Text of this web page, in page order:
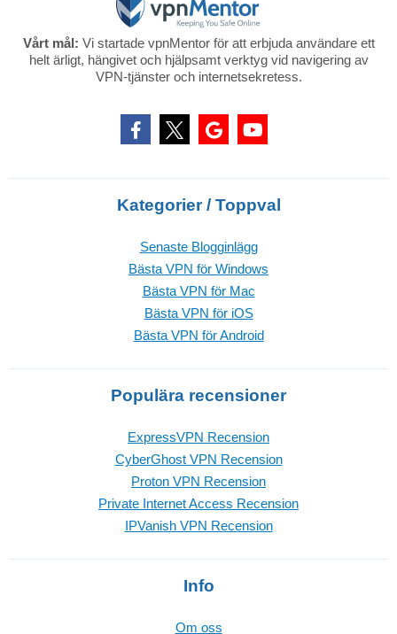
Vårt mål: Vi startade vpnMentor för att erbjuda användare ett
helt ärligt, hängivet och hjälpsamt verktyg vid navigering av
VPN-tjänster och internetsekretess.
Kategorier / Toppval
Senaste Blogginlägg
Bästa VPN för Windows
Bästa VPN för Mac
Bästa VPN för iOS
Bästa VPN för Android
Populära recensioner
ExpressVPN Recension
CyberGhost VPN Recension
Proton VPN Recension
Private Internet Access Recension
IPVanish VPN Recension
Info
Om oss